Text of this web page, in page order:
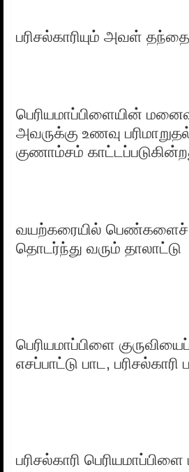
பரிசல்காரியும் அவள்
பெரியமாப்பிளையின்
அவருக்கு உணவு
குணாம்சம்
வயற்கரையில் பெண்களைச்
தொடர்ந்து வரும் தாலாட்டு
பெரியமாப்பிளை
எசப்பாட்டு பாட, பரிசல்காரி
பரிசல்காரி